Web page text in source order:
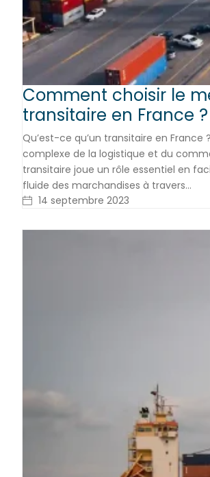
Comment choisir le
transitaire en France ?
Qu’est-ce qu’un transitaire en France
complexe de la logistique et du
transitaire joue un rôle essentiel en
fluide des marchandises à travers…
14 septembre 2023